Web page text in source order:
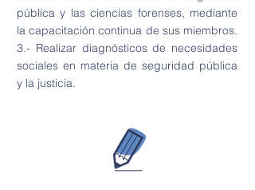
pública y las ciencias forenses, mediante
la capacitación continua de sus miembros.
3.- Realizar diagnósticos de necesidades
sociales en materia de seguridad pública
y la justicia.